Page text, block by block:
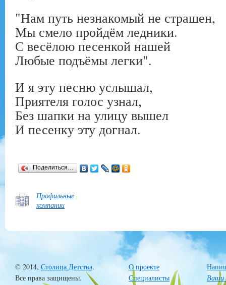
"Нам путь незнакомый не страшен,
Мы смело пройдём ледники.
С весёлою песенкой нашей
Любые подъёмы легки".
И я эту песню услышал,
Приятеля голос узнал,
Без шапки на улицу вышел
И песенку эту догнал.
Поделиться…
Профильные
компании
© 2014, Столица Детства.
Все права защищены.
О проекте
Специалисты
Ваши